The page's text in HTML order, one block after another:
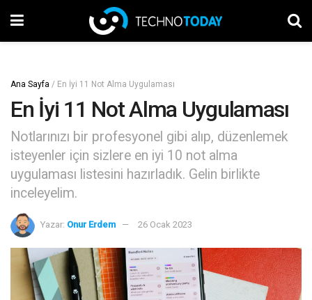
Ana Sayfa / En İyi 11 Not Alma Uygulaması
En İyi 11 Not Alma Uygulaması
Notlarınızı bir profesyonel gibi alıp, düzenlemek
isteyenler için sizlere en iyi 10 not alma
uygulaması listesini hazırladık. Gelin birlikte
inceleyelim.
Yazar: Onur Erdem 26 Ocak 2023